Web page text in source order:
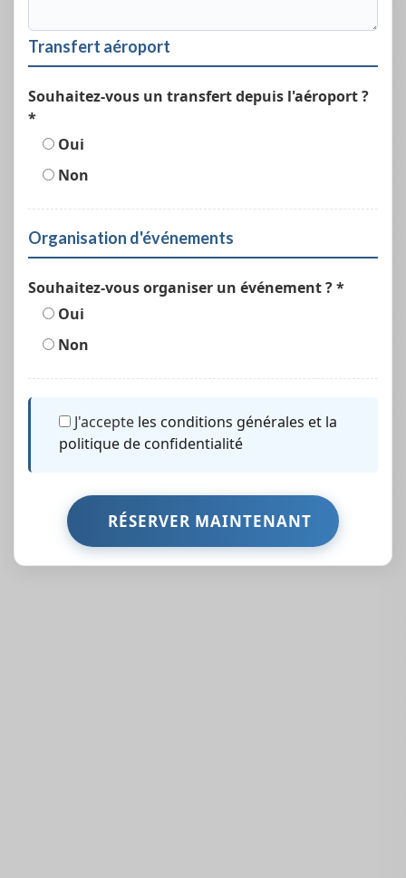
Transfert aéroport
Souhaitez-vous un transfert depuis l'aéroport ?
*
Oui
Non
Organisation d'événements
Souhaitez-vous organiser un événement ? *
Oui
Non
J'accepte les conditions générales et la
politique de confidentialité